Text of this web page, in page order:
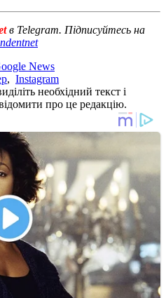
в Telegram. Підписуйтесь на
News
, Instagram
необхідний текст і
про це редакцію.